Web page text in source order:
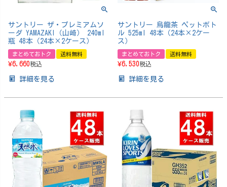
サントリー ザ・プレミアムソ
ーダ YAMAZAKI（山崎） 240ml
瓶 48本（24本×2ケース）
まとめておトク 送料無料
¥6,660税込
詳細を見る
サントリー 烏龍茶 ペットボト
ル 525ml 48本（24本×2ケー
ス）
まとめておトク 送料無料
¥6,530税込
詳細を見る